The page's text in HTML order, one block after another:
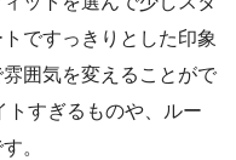
ですっきりとした印象
囲気を変えることがで
トすぎるものや、ルー
。